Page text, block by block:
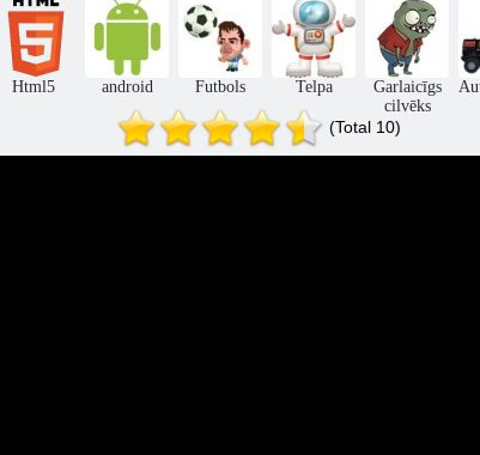
Uzzīmējiet vienu
līniju
Pop punkts Plūsmas līnija
Html5 android Futbols Telpa
Garlaicīgs
cilvēks
(Total 10)